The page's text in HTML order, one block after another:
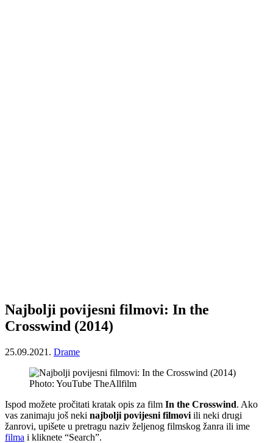
Najbolji povijesni filmovi: In the
Crosswind (2014)
25.09.2021. Drame
Photo: YouTube TheAllfilm
Ispod možete pročitati kratak opis za film In the Crosswind. Ako
vas zanimaju još neki najbolji povijesni filmovi ili neki drugi
žanrovi, upišete u pretragu naziv željenog filmskog žanra ili ime
filma i kliknete “Search”.